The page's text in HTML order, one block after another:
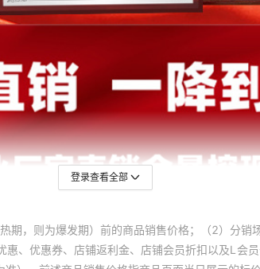
登录查看全部
期，则为爆发期）前的商品销售价格；（2）分
、优惠券、店铺返利金、店铺会员折扣以及L会